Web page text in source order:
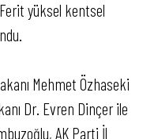
Ferit yüksel kentsel
Mehmet Özhaseki
Dr. Evren Dinçer ile
AK Parti İl